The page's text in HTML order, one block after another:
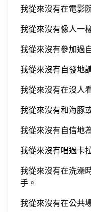
我從來沒有在電影
我從來沒有像人一
我從來沒有參加過
我從來沒有自發地
我從來沒有在沒人
我從來沒有和海豚
我從來沒有自信地
我從來沒有唱過卡
我從來沒有在洗澡
手。
我從來沒有在公共